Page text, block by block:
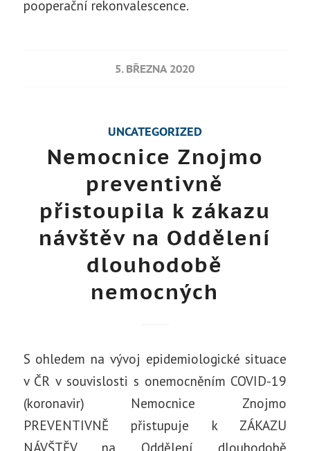
pooperační rekonvalescence.
5. BŘEZNA 2020
UNCATEGORIZED
Nemocnice Znojmo
preventivně
přistoupila k zákazu
návštěv na Oddělení
dlouhodobě
nemocných
S ohledem na vývoj epidemiologické situace
v ČR v souvislosti s onemocněním COVID-19
(koronavir) Nemocnice Znojmo
PREVENTIVNĚ přistupuje k ZÁKAZU
NÁVŠTĚV na Oddělení dlouhodobě